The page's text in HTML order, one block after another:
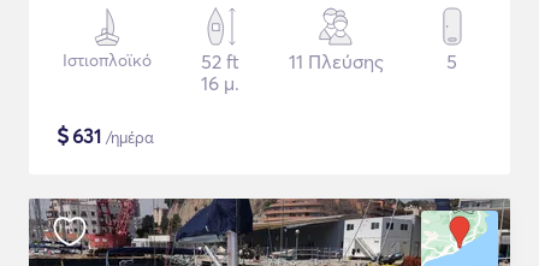
Ιστιοπλοϊκό
52 ft
16 μ.
11 Πλεύσης 5
$631 /ημέρα